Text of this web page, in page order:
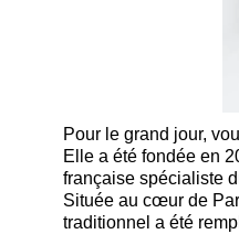
Pour le grand jour,
Elle a été fondée en
française spécialiste
Située au cœur de
traditionnel a été